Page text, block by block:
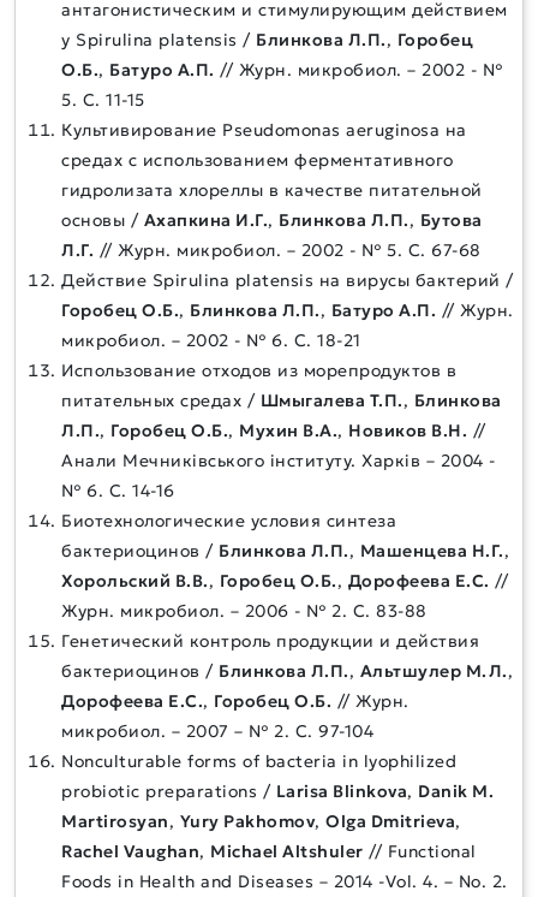
антагонистическим и стимулирующим действием
у Spirulina platensis / Блинкова Л.П., Горобец
О.Б., Батуро А.П. // Журн. микробиол. – 2002 - №
5. С. 11-15
Культивирование Pseudomonas aeruginosa на
средах с использованием ферментативного
гидролизата хлореллы в качестве питательной
основы / Ахапкина И.Г., Блинкова Л.П., Бутова
Л.Г. // Журн. микробиол. – 2002 - № 5. С. 67-68
Действие Spirulina platensis на вирусы бактерий /
Горобец О.Б., Блинкова Л.П., Батуро А.П. // Журн.
микробиол. – 2002 - № 6. С. 18-21
Использование отходов из морепродуктов в
питательных средах / Шмыгалева Т.П., Блинкова
Л.П., Горобец О.Б., Мухин В.А., Новиков В.Н. //
Анали Мечникiвського iнституту. Харкiв – 2004 -
№ 6. С. 14-16
Биотехнологические условия синтеза
бактериоцинов / Блинкова Л.П., Машенцева Н.Г.,
Хорольский В.В., Горобец О.Б., Дорофеева Е.С. //
Журн. микробиол. – 2006 - № 2. С. 83-88
Генетический контроль продукции и действия
бактериоцинов / Блинкова Л.П., Альтшулер М.Л.,
Дорофеева Е.С., Горобец О.Б. // Журн.
микробиол. – 2007 – № 2. С. 97-104
Nonculturable forms of bacteria in lyophilized
probiotic preparations / Larisa Blinkova, Danik M.
Martirosyan, Yury Pakhomov, Olga Dmitrieva,
Rachel Vaughan, Michael Altshuler // Functional
Foods in Health and Diseases – 2014 -Vol. 4. – No. 2.